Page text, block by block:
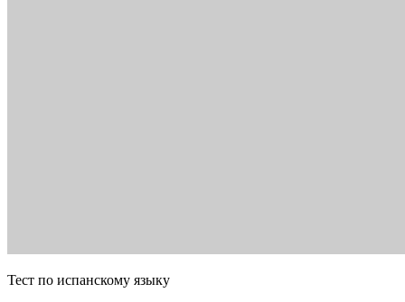
Тест по испанскому языку